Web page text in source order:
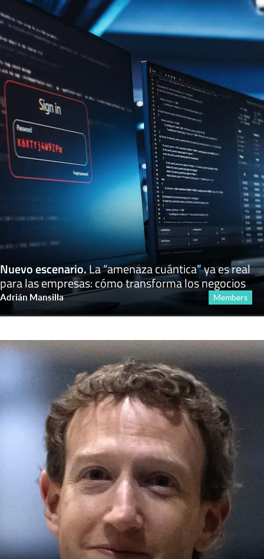
Nuevo escenario.La “amenaza cuántica” ya es real
para las empresas: cómo transforma los negocios
Adrián Mansilla Members